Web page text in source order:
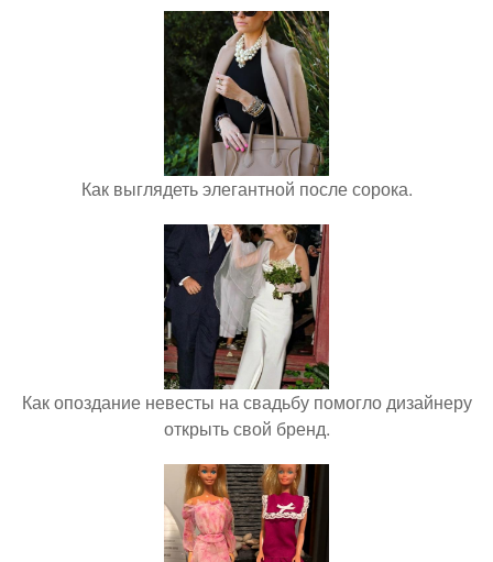
Как выглядеть элегантной после сорока.
Как опоздание невесты на свадьбу помогло дизайнеру
открыть свой бренд.